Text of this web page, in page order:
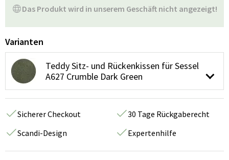
Das Produkt wird in unserem Geschäft nicht angezeigt!
Varianten
Teddy Sitz- und Rückenkissen für Sessel
A627 Crumble Dark Green
Sicherer Checkout
30 Tage Rückgaberecht
Scandi-Design
Expertenhilfe